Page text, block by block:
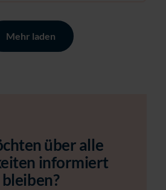
Mehr laden
über alle
informiert
bleiben?